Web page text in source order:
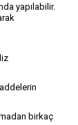
yapılabilir.
birkaç